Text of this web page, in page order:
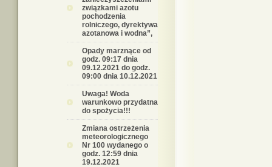
związkami azotu
pochodzenia
rolniczego, dyrektywa
azotanowa i wodna”,
Opady marznące od
godz. 09:17 dnia
09.12.2021 do godz.
09:00 dnia 10.12.2021
Uwaga! Woda
warunkowo przydatna
do spożycia!!!
Zmiana ostrzeżenia
meteorologicznego
Nr 100 wydanego o
godz. 12:59 dnia
19.12.2021